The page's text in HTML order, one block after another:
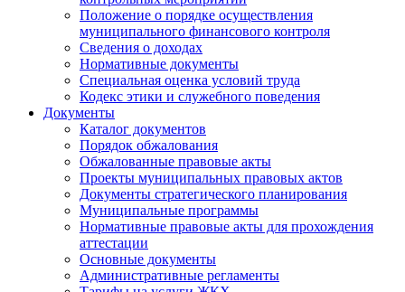
Положение о порядке осуществления
муниципального финансового контроля
Сведения о доходах
Нормативные документы
Специальная оценка условий труда
Кодекс этики и служебного поведения
Документы
Каталог документов
Порядок обжалования
Обжалованные правовые акты
Проекты муниципальных правовых актов
Документы стратегического планирования
Муниципальные программы
Нормативные правовые акты для прохождения
аттестации
Основные документы
Административные регламенты